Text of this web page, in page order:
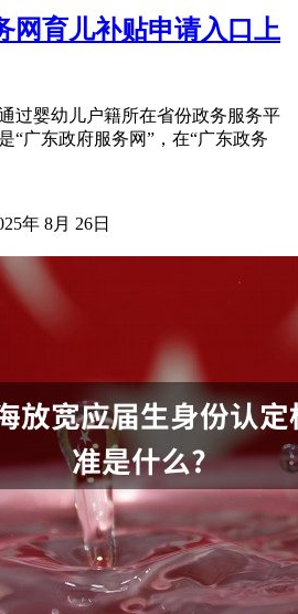
网育儿补贴申请入口上
过婴幼儿户籍所在省份政务服务平
“广东政府服务网”，在“广东政务
年 8月 26日